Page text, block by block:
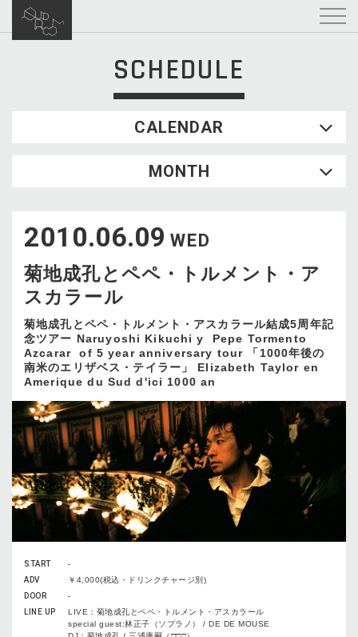
SCHEDULE
CALENDAR
WED
2
3 4 5
16
17 18 19 20 21
22
23
24
30
31
MONTH
2010.06.09 WED
菊地成孔とペペ・トルメント・ア
スカラール
菊地成孔とペペ・トルメント・アスカラール結成5周年記
念ツアー Naruyoshi Kikuchi y Pepe Tormento
Azcarar of 5 year anniversary tour 「1000年後の
南米のエリザベス・テイラー」 Elizabeth Taylor en
Amerique du Sud d'ici 1000 an
START
-
ADV
￥4,000(税込・ドリンクチャージ別)
DOOR
-
LINE UP
LIVE：菊地成孔とペペ・トルメント・アスカラール
special guest:林正子（ソプラノ） / DE DE MOUSE